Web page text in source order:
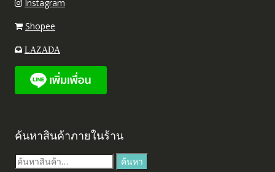
Instagram
Shopee
LAZADA
ค้นหาสินค้าภายในร้าน
ค้นหา: ค้นหา